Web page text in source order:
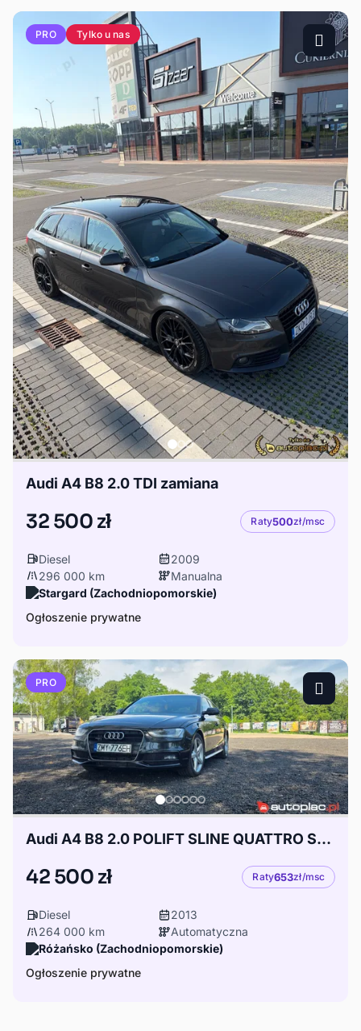
PRO Tylko u nas
Audi A4 B8 2.0 TDI zamiana
32 500 zł Raty500zł/msc
Diesel
2009
296 000 km
Manualna
Stargard (Zachodniopomorskie)
Ogłoszenie prywatne
PRO
Audi A4 B8 2.0 POLIFT SLINE QUATTRO STRONIC
42 500 zł Raty653zł/msc
Diesel
2013
264 000 km
Automatyczna
Różańsko (Zachodniopomorskie)
Ogłoszenie prywatne